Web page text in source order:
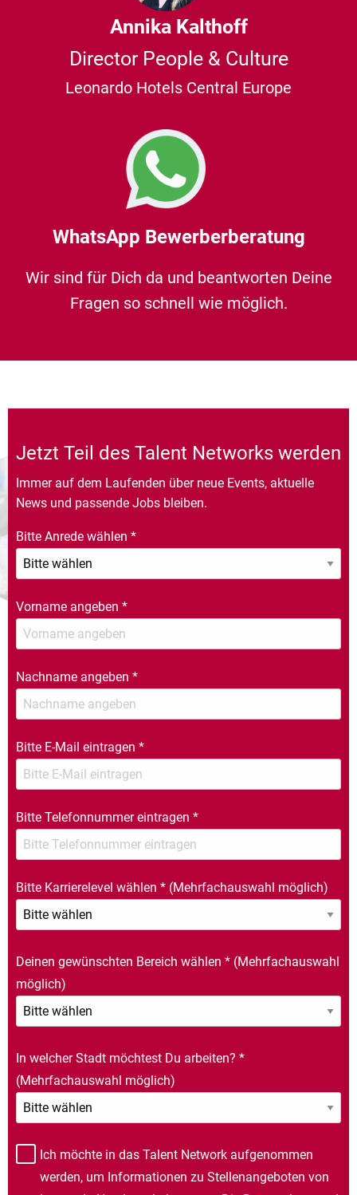
Annika Kalthoff
Director People & Culture
Leonardo Hotels Central Europe
WhatsApp Bewerberberatung
Wir sind für Dich da und beantworten Deine
Fragen so schnell wie möglich.
Jetzt Teil des Talent Networks werden
Immer auf dem Laufenden über neue Events, aktuelle
News und passende Jobs bleiben.
Bitte Anrede wählen *
Vorname angeben *
Nachname angeben *
Bitte E-Mail eintragen *
Bitte Telefonnummer eintragen *
Bitte Karrierelevel wählen * (Mehrfachauswahl möglich)
Deinen gewünschten Bereich wählen * (Mehrfachauswahl
möglich)
In welcher Stadt möchtest Du arbeiten? *
(Mehrfachauswahl möglich)
Ich möchte in das Talent Network aufgenommen
werden, um Informationen zu Stellenangeboten von